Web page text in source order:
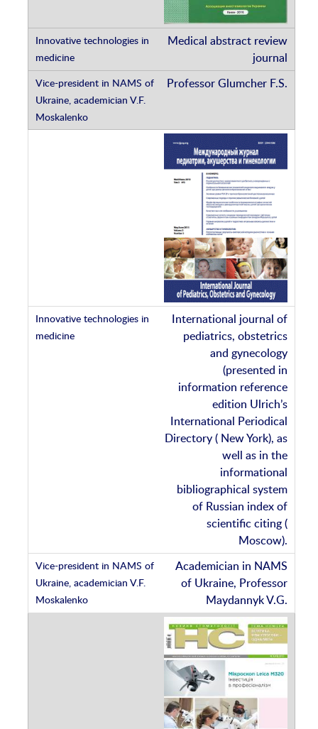
Medical abstract review
journal
Professor Glumcher F.S.
International journal of
pediatrics, obstetrics
and gynecology
(presented in
information reference
edition Ulrich’s
International Periodical
Directory ( New York), as
well as in the
informational
bibliographical system
of Russian index of
scientific citing (
Moscow).
Academician in NAMS
of Ukraine, Professor
Maydannyk V.G.